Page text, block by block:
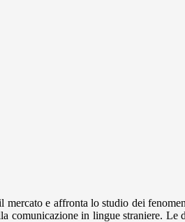
e affronta lo studio dei
comunicazione in lingue straniere.